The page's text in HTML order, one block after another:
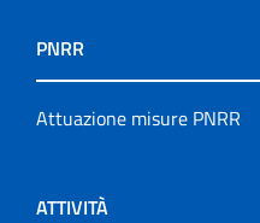
PNRR
Attuazione misure PNRR
ATTIVITÀ